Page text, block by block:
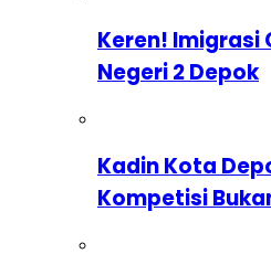
Keren! Imigrasi
Negeri 2 Depok
Kadin Kota
Kompetisi